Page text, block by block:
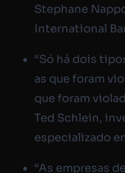
Stephane
International
“Só há dois
as que foram
que foram
Ted Schlein,
especializado
“As empresas